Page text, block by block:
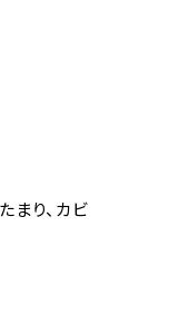
まり、カビ